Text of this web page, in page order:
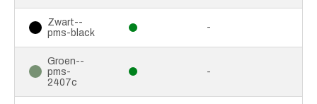
Zwart--
pms-black
-
Groen--
pms-
2407c
-